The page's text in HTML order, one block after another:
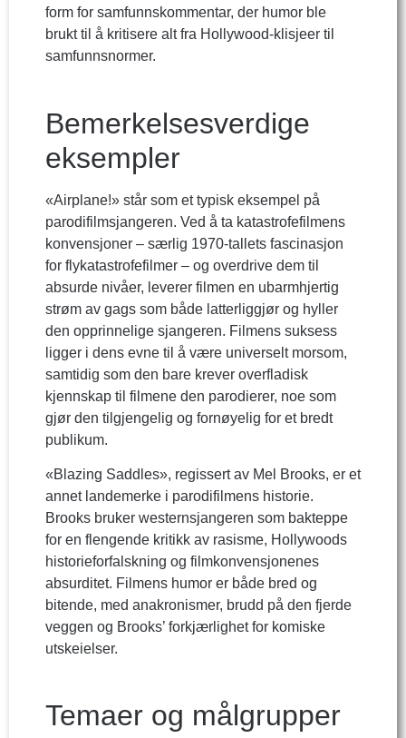
form for samfunnskommentar, der humor ble
brukt til å kritisere alt fra Hollywood-klisjeer til
samfunnsnormer.
Bemerkelsesverdige
eksempler
«Airplane!» står som et typisk eksempel på
parodifilmsjangeren. Ved å ta katastrofefilmens
konvensjoner – særlig 1970-tallets fascinasjon
for flykatastrofefilmer – og overdrive dem til
absurde nivåer, leverer filmen en ubarmhjertig
strøm av gags som både latterliggjør og hyller
den opprinnelige sjangeren. Filmens suksess
ligger i dens evne til å være universelt morsom,
samtidig som den bare krever overfladisk
kjennskap til filmene den parodierer, noe som
gjør den tilgjengelig og fornøyelig for et bredt
publikum.
«Blazing Saddles», regissert av Mel Brooks, er et
annet landemerke i parodifilmens historie.
Brooks bruker westernsjangeren som bakteppe
for en flengende kritikk av rasisme, Hollywoods
historieforfalskning og filmkonvensjonenes
absurditet. Filmens humor er både bred og
bitende, med anakronismer, brudd på den fjerde
veggen og Brooks’ forkjærlighet for komiske
utskeielser.
Temaer og målgrupper